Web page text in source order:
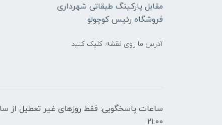
مقابل پارکینگ طبقاتی شهرداری
فروشگاه رئیس کوچولو
آدرس ما روی نقشه: کلیک کنید
21:00